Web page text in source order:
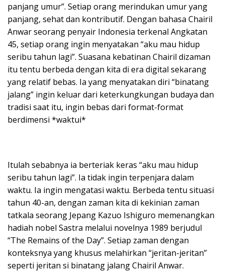
panjang umur”. Setiap orang merindukan umur yang
panjang, sehat dan kontributif. Dengan bahasa Chairil
Anwar seorang penyair Indonesia terkenal Angkatan
45, setiap orang ingin menyatakan “aku mau hidup
seribu tahun lagi”. Suasana kebatinan Chairil dizaman
itu tentu berbeda dengan kita di era digital sekarang
yang relatif bebas. Ia yang menyatakan diri “binatang
jalang” ingin keluar dari keterkungkungan budaya dan
tradisi saat itu, ingin bebas dari format-format
berdimensi *waktui*
Itulah sebabnya ia berteriak keras “aku mau hidup
seribu tahun lagi”. Ia tidak ingin terpenjara dalam
waktu. Ia ingin mengatasi waktu. Berbeda tentu situasi
tahun 40-an, dengan zaman kita di kekinian zaman
tatkala seorang Jepang Kazuo Ishiguro memenangkan
hadiah nobel Sastra melalui novelnya 1989 berjudul
“The Remains of the Day”. Setiap zaman dengan
konteksnya yang khusus melahirkan “jeritan-jeritan”
seperti jeritan si binatang jalang Chairil Anwar.